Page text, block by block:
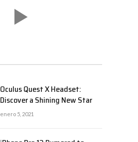
Oculus Quest X Headset:
Discover a Shining New Star
enero 5, 2021